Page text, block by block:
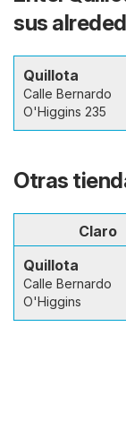
sus
Quillota
Calle Bernardo
O'Higgins 235
Otras
Claro
Quillota
Calle Bernardo
O'Higgins